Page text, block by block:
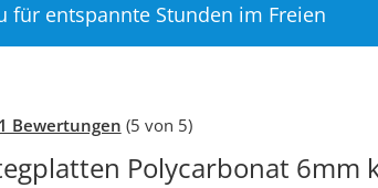
für entspannte Stunden im Freien
1 Bewertungen (5 von 5)
Polycarbonat 6mm